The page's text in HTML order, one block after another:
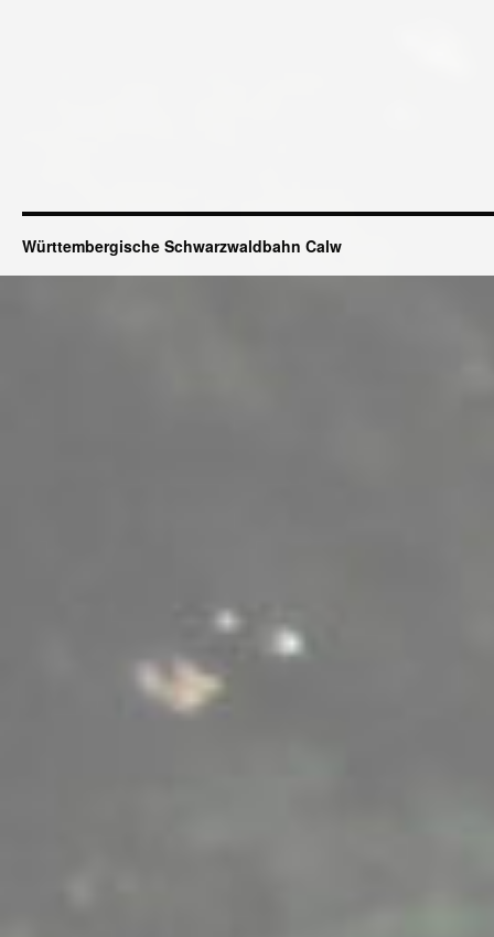
Württembergische Schwarzwaldbahn Calw